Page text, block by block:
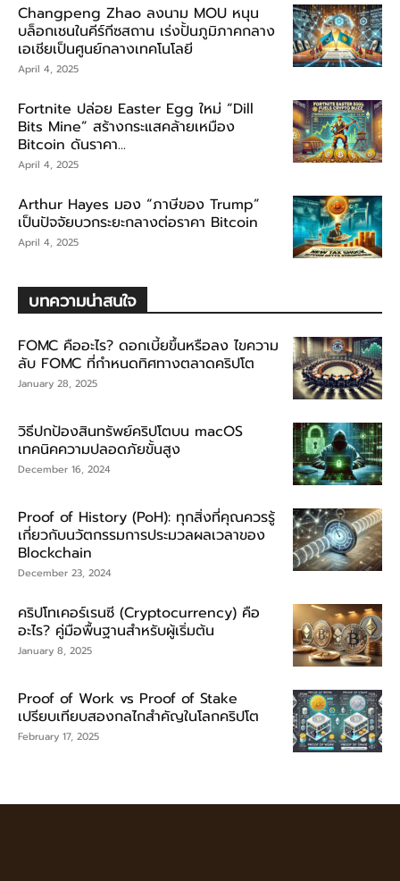
Changpeng Zhao ลงนาม MOU หนุน
บล็อกเชนในคีร์กีซสถาน เร่งปั้นภูมิภาคกลาง
เอเชียเป็นศูนย์กลางเทคโนโลยี
April 4, 2025
Fortnite ปล่อย Easter Egg ใหม่ “Dill
Bits Mine” สร้างกระแสคล้ายเหมือง
Bitcoin ดันราคา...
April 4, 2025
Arthur Hayes มอง “ภาษีของ Trump”
เป็นปัจจัยบวกระยะกลางต่อราคา Bitcoin
April 4, 2025
บทความน่าสนใจ
FOMC คืออะไร? ดอกเบี้ยขึ้นหรือลง ไขความ
ลับ FOMC ที่กำหนดทิศทางตลาดคริปโต
January 28, 2025
วิธีปกป้องสินทรัพย์คริปโตบน macOS
เทคนิคความปลอดภัยขั้นสูง
December 16, 2024
Proof of History (PoH): ทุกสิ่งที่คุณควรรู้
เกี่ยวกับนวัตกรรมการประมวลผลเวลาของ
Blockchain
December 23, 2024
คริปโทเคอร์เรนซี (Cryptocurrency) คือ
อะไร? คู่มือพื้นฐานสำหรับผู้เริ่มต้น
January 8, 2025
Proof of Work vs Proof of Stake
เปรียบเทียบสองกลไกสำคัญในโลกคริปโต
February 17, 2025